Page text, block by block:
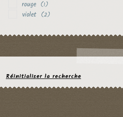
rouge (1)
violet (2)
Réinitialiser la recherche